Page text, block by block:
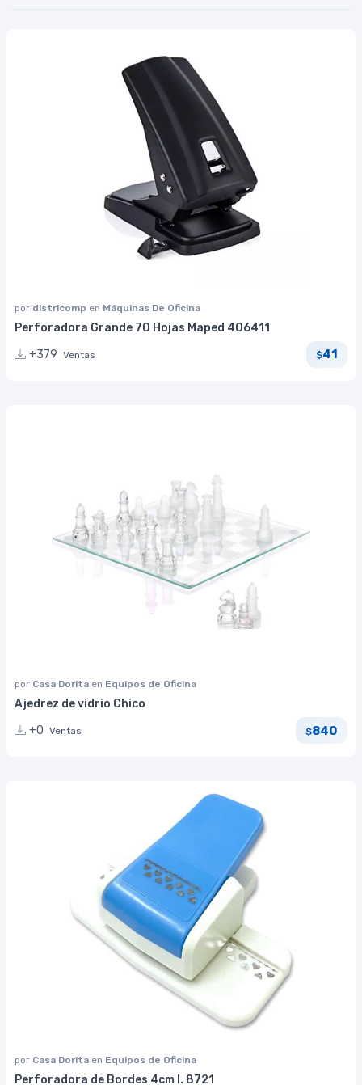
por districomp en Máquinas De Oficina
Perforadora Grande 70 Hojas Maped 406411
+379 Ventas $41
por Casa Dorita en Equipos de Oficina
Ajedrez de vidrio Chico
+0 Ventas $840
por Casa Dorita en Equipos de Oficina
Perforadora de Bordes 4cm I. 8721